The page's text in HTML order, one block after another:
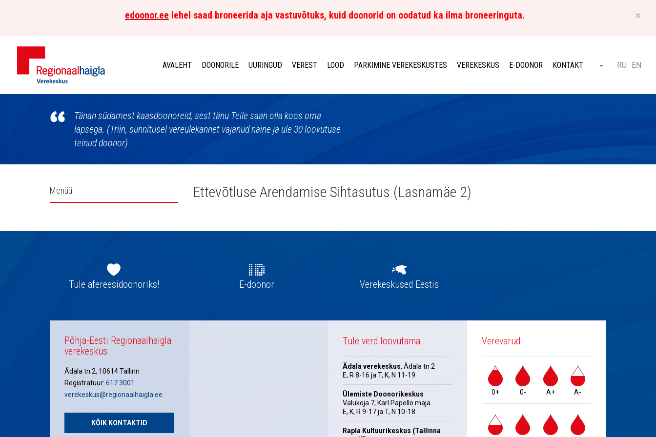
×
edoonor.ee lehel saad broneerida aja vastuvõtuks, kuid doonorid on oodatud ka ilma broneeringuta.
Põhja-
Regionaalhaigla
Verekeskus
AVALEHT DOONORILE UURINGUD VEREST LOOD PARKIMINE VEREKESKUSTES VEREKESKUS E-DOONOR KONTAKT Otsi ET
RU EN
Tänan südamest kaasdoonoreid, sest tänu Teile saan olla koos oma
lapsega. (Triin, sünnitusel vereülekannet vajanud naine ja üle 30 loovutuse
teinud doonor)
Külgpaani
Menüü Ettevõtluse Arendamise Sihtasutus (Lasnamäe 2)
navigatsioonTule afereesidoonoriks! E-doonor Verekeskused Eestis
Põhja-Eesti Regionaalhaigla
verekeskus
Ädala tn 2, 10614 Tallinn
Registratuur: 617 3001
verekeskus@regionaalhaigla.ee
KÕIK KONTAKTID
Tule verd loovutama
Ädala verekeskus, Ädala tn 2
E, R 8-16 ja T, K, N 11-19
Ülemiste Doonorikeskus
Valukoja 7, Karl Papello maja
E, K, R 9-17 ja T, N 10-18
Rapla Kultuurikeskus (Tallinna
Verevarud
0+ 0- A+ A-